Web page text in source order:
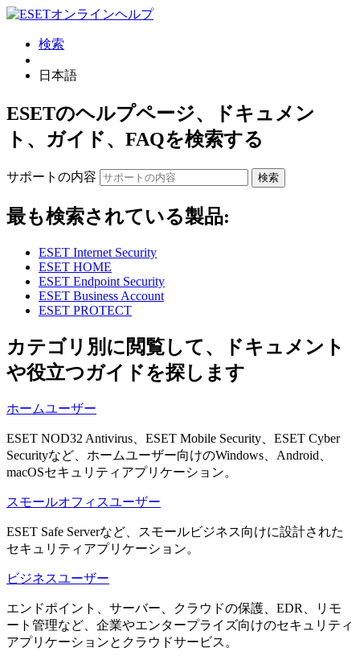
検索
日本語
ESETのヘルプページ、ドキュメン
ト、ガイド、FAQを検索する
サポートの内容 検索
最も検索されている製品:
ESET Internet Security
ESET HOME
ESET Endpoint Security
ESET Business Account
ESET PROTECT
カテゴリ別に閲覧して、ドキュメント
や役立つガイドを探します
ホームユーザー
ESET NOD32 Antivirus、ESET Mobile Security、ESET Cyber
Securityなど、ホームユーザー向けのWindows、Android、
macOSセキュリティアプリケーション。
スモールオフィスユーザー
ESET Safe Serverなど、スモールビジネス向けに設計された
セキュリティアプリケーション。
ビジネスユーザー
エンドポイント、サーバー、クラウドの保護、EDR、リモ
ート管理など、企業やエンタープライズ向けのセキュリティ
アプリケーションとクラウドサービス。